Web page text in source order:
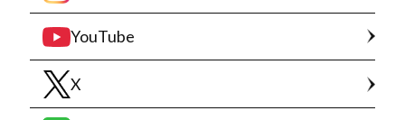
YouTube
X